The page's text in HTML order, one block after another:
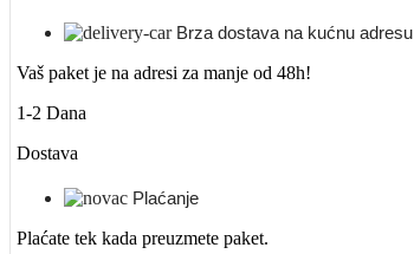
Brza dostava na kućnu adresu
Vaš paket je na adresi za manje od 48h!
1-2 Dana
Dostava
Plaćanje
Plaćate tek kada preuzmete paket.